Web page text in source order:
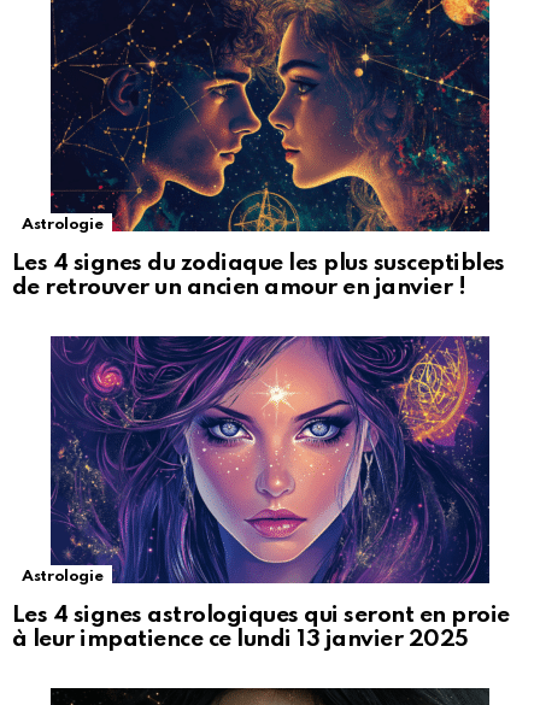
Astrologie
Les 4 signes du zodiaque les plus susceptibles
de retrouver un ancien amour en janvier !
Astrologie
Les 4 signes astrologiques qui seront en proie
à leur impatience ce lundi 13 janvier 2025